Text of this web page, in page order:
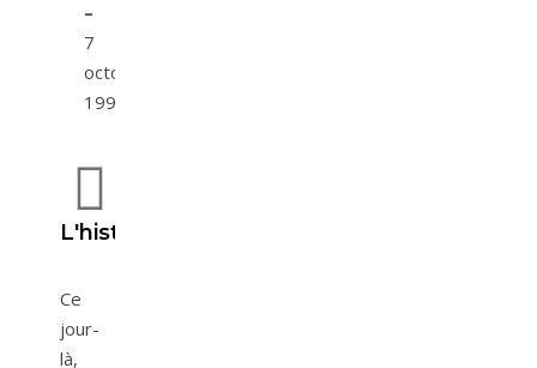
–
7
octobre
1999
L'histoire
Ce
jour-
là,